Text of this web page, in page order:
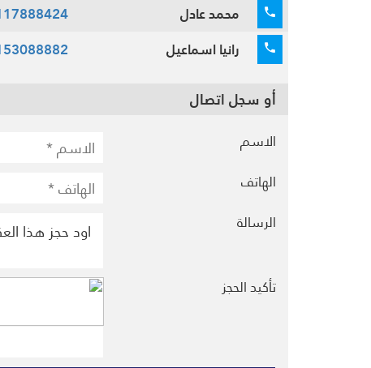
محمد عادل
رانيا اسماعيل
أو سجل اتصال
الاسم
الهاتف
الرسالة
تأكيد الحجز